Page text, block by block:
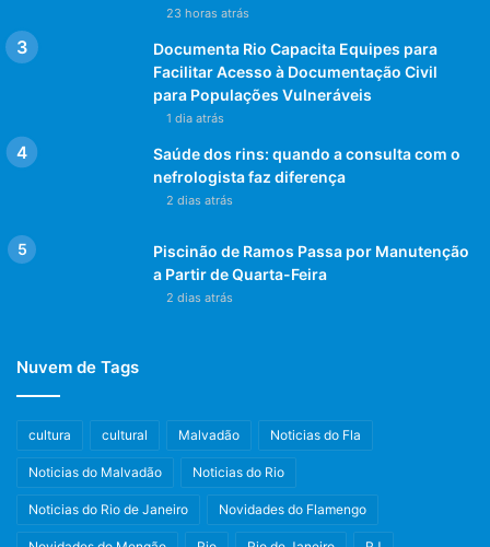
23 horas atrás
Documenta Rio Capacita Equipes para
Facilitar Acesso à Documentação Civil
para Populações Vulneráveis
1 dia atrás
Saúde dos rins: quando a consulta com o
nefrologista faz diferença
2 dias atrás
Piscinão de Ramos Passa por Manutenção
a Partir de Quarta-Feira
2 dias atrás
Nuvem de Tags
cultura cultural Malvadão Noticias do Fla
Noticias do Malvadão Noticias do Rio
Noticias do Rio de Janeiro Novidades do Flamengo